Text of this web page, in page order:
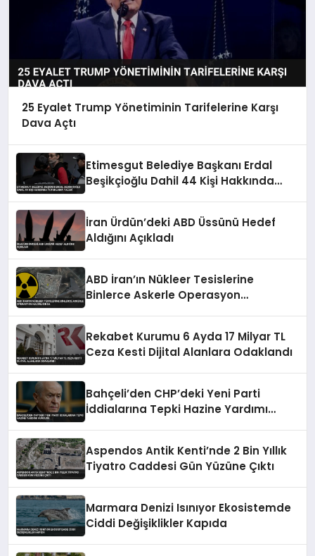
25 Eyalet Trump Yönetiminin Tarifelerine Karşı
Dava Açtı
Etimesgut Belediye Başkanı Erdal
Beşikçioğlu Dahil 44 Kişi Hakkında
İran Ürdün’deki ABD Üssünü Hedef
Aldığını Açıkladı
ABD İran’ın Nükleer Tesislerine
Binlerce Askerle Operasyon
Rekabet Kurumu 6 Ayda 17 Milyar TL
Ceza Kesti Dijital Alanlara Odaklandı
Bahçeli’den CHP’deki Yeni Parti
İddialarına Tepki Hazine Yardımı
Aspendos Antik Kenti’nde 2 Bin Yıllık
Tiyatro Caddesi Gün Yüzüne Çıktı
Marmara Denizi Isınıyor Ekosistemde
Ciddi Değişiklikler Kapıda